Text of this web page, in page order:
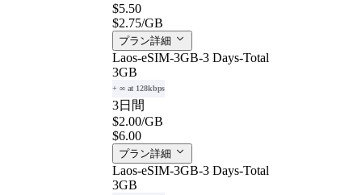
$5.50
$2.75/GB
プラン詳細
Laos-eSIM-3GB-3 Days-Total
3GB
+ ∞ at 128kbps
3日間
$2.00/GB
$6.00
プラン詳細
Laos-eSIM-3GB-3 Days-Total
3GB